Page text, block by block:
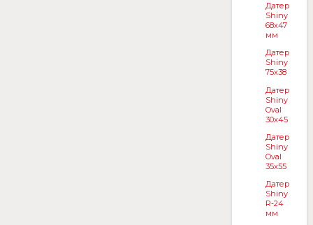
Датер
Shiny
68х47
мм
Датер
Shiny
75x38
Датер
Shiny
Oval
30x45
Датер
Shiny
Oval
35x55
Датер
Shiny
R-24
мм